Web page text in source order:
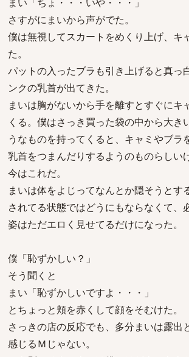
さすがにまいから声がでた。
僕は無視してスカートをめくり上げ、キ
た。
パットの入ったブラも引き上げると真っ
ンクの乳首が出てきた。
まいは胸がないから手を離すとすぐにキ
くる。僕はさっき買った袋の中から大き
うなものを持ってくると、キャミやブラ
乳首をつまんだりするようのものらしい
今はこれだ。
まいは体をよじってなんとか隠そうとす
されてる状態ではどうにもならなくて、
姿はただエロく見せてるだけになった。
僕「恥ずかしい？」
そう聞くと
まい「恥ずかしいですよ・・・」
とちょっと頬を赤くして顔をそむけた。
さっきの店の反応でも、多分まいは露出
感じるＭじゃない。